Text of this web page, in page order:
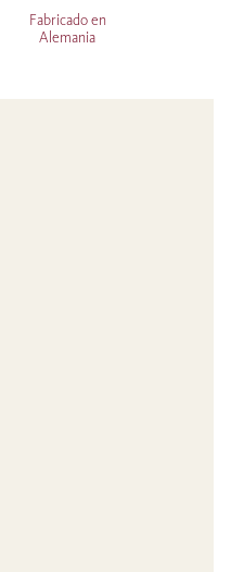
Fabricado en
Alemania